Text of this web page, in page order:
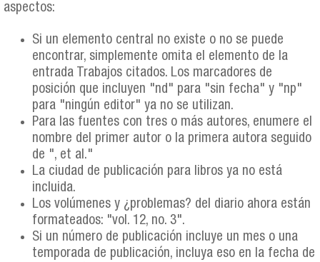
aspectos:
Si un elemento central no existe o no se puede
encontrar, simplemente omita el elemento de la
entrada Trabajos citados. Los marcadores de
posición que incluyen "nd" para "sin fecha" y "np"
para "ningún editor" ya no se utilizan.
Para las fuentes con tres o más autores, enumere el
nombre del primer autor o la primera autora seguido
de ", et al."
La ciudad de publicación para libros ya no está
incluida.
Los volúmenes y ¿problemas? del diario ahora están
formateados: "vol. 12, no. 3".
Si un número de publicación incluye un mes o una
temporada de publicación, incluya eso en la fecha de